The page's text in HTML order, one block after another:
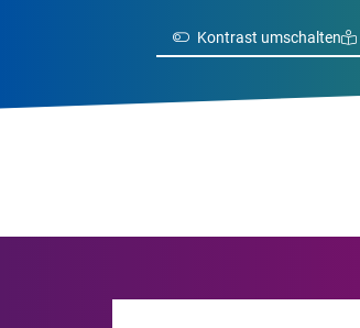
Kontrast umschalten